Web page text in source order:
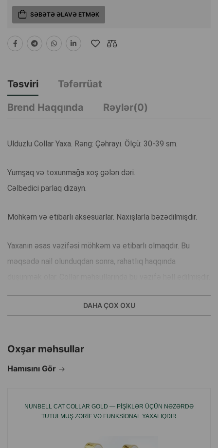
SƏBƏTƏ ƏLAVƏ ETMƏK
Təsviri
Təfərrüat
Brend Haqqında
Rəylər(0)
Ulduzlu Collar Yaxa. Rəng: Çəhrayı. Ölçü: 30-39 sm.
Yumşaq və toxunmağa xoş gələn dəri.
Cəlbedici parlaq dizayn.
Möhkəm və etibarlı aksesuarlar. Naxışlarla bəzədilmişdir.
Yaxanın əsas vəzifəsi möhkəm və etibarlı olmaqdır. Bu
məqsədə nail olunduqdan sonra, rahatlıq haqqında
İstehsalda Collar çeşidindən ən yumşaq dəri istifadə olunur.
yumşaqlıq qazanır.
DAHA ÇOX OXU
Oxşar məhsullar
Hamısını Gör
NUNBELL CAT COLLAR GOLD — PIŞIKLƏR ÜÇÜN NƏZƏRDƏ
TUTULMUŞ ZƏRIF VƏ FUNKSIONAL YAXALIQDIR